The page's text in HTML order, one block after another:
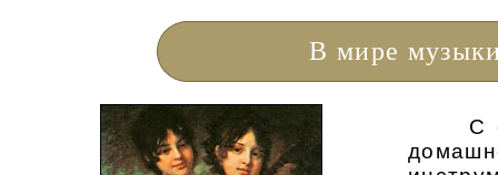
В мире
С